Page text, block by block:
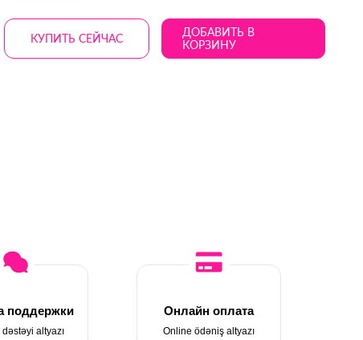
КУПИТЬ СЕЙЧАС
ДОБАВИТЬ В
КОРЗИНУ
поддержки
dəstəyi altyazı
Онлайн оплата
Online ödəniş altyazı